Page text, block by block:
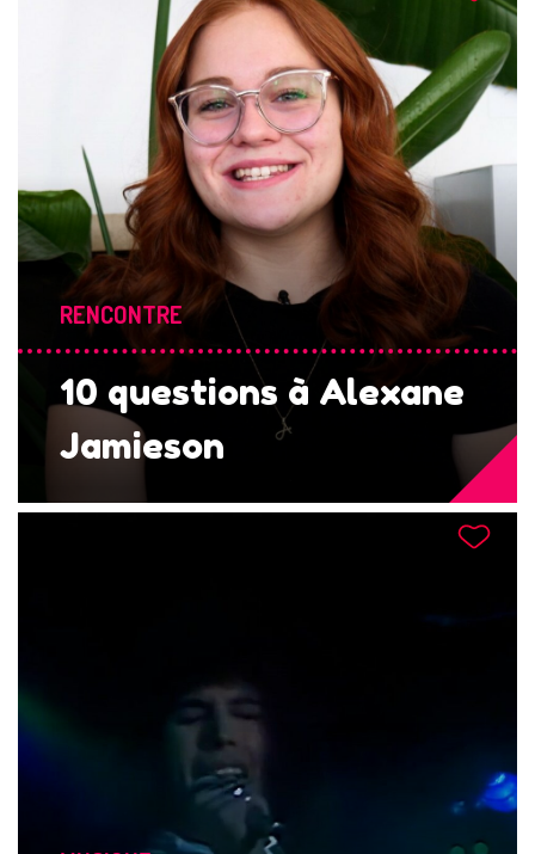
RENCONTRE
10 questions à Alexane
Jamieson